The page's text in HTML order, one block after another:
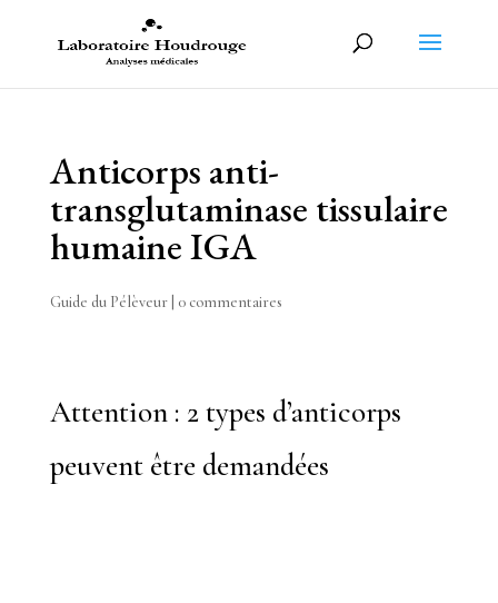
Anticorps anti-
transglutaminase tissulaire
humaine IGA
Guide du Pélèveur| 0 commentaires
Attention : 2 types d’anticorps
peuvent être demandées